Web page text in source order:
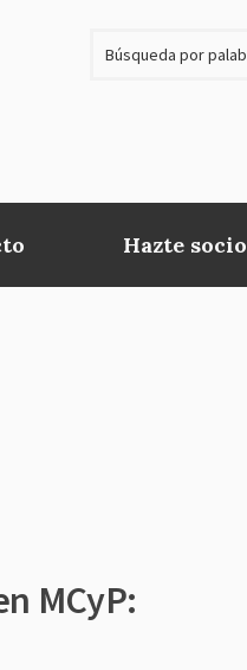
Hazte socio
MCyP: